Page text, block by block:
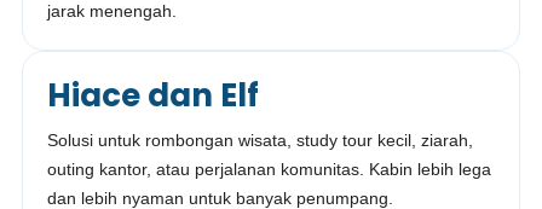
jarak menengah.
Hiace dan Elf
Solusi untuk rombongan wisata, study tour kecil, ziarah,
outing kantor, atau perjalanan komunitas. Kabin lebih lega
dan lebih nyaman untuk banyak penumpang.